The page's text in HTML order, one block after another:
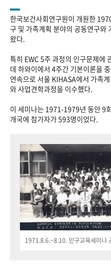
한국보건사회연구원이 개원한
구 및 가족계획 분야의 공동연구와
왔다.
특히 EWC 5주 과정의 인구문제에
데 하와이에서 4주간 기본이론을
연속으로 서울 KIHASA에서 가족
와 사업견학과정을 이수했다.
이 세미나는 1971-1979년 동안 9
개국에 참가자가 593명이었다.
1971.8.6.~8.10. 인구교육세미나